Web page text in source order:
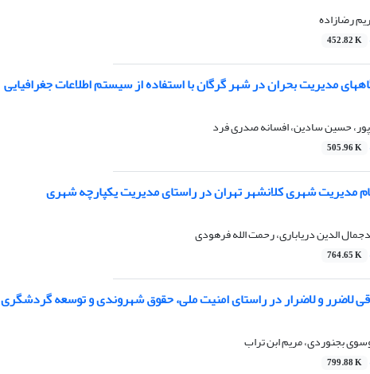
رضازاده
452.82 K
مدیریت بحران در شهر گرگان با استفاده از سیستم اطلاعات جغرافیایی
پور، حسین سادین، افسانه صدری فرد
505.96 K
مدیریت شهری کلانشهر تهران در راستای مدیریت یکپارچه شهری
الدین دریاباری، رحمت الله فرهودی
764.65 K
لاضرر و لاضرار در راستای امنیت ملی، حقوق شهروندی و توسعه گردشگری
بجنوردی، مریم ابن تراب
799.88 K